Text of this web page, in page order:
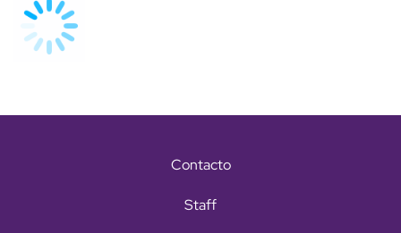
Contacto
Staff